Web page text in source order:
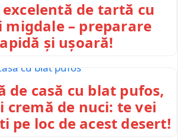
excelentă de tartă cu
migdale – preparare
și ușoară!
de casă cu blat pufos,
cremă de nuci: te vei
pe loc de acest desert!